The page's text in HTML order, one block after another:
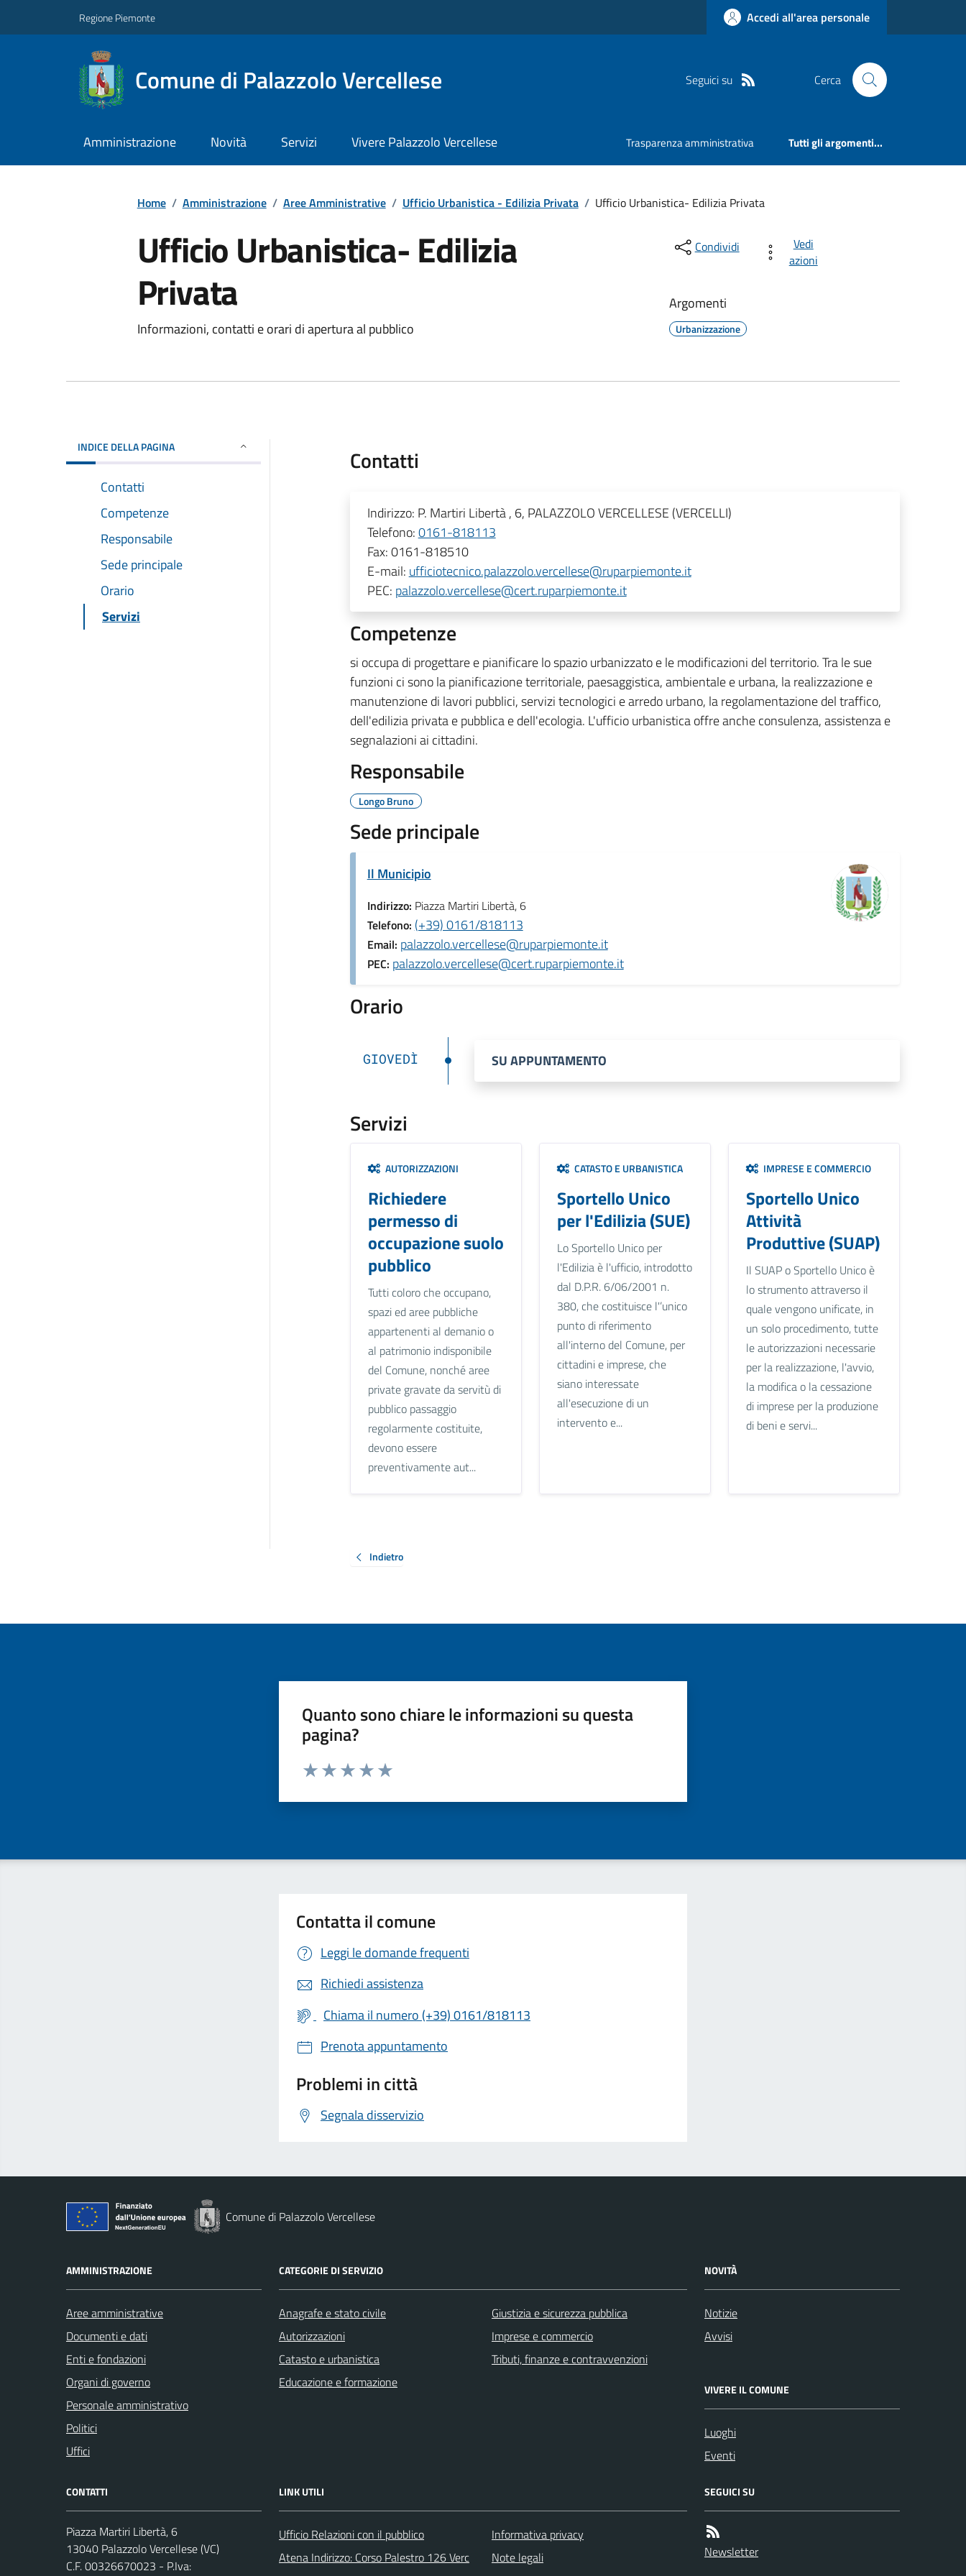
Regione Piemonte Accedi all'area personale
Comune di Palazzolo Vercellese Seguici su Cerca
Amministrazione Novità Servizi Vivere Palazzolo Vercellese Trasparenza amministrativa Tutti gli argomenti...
Home / Amministrazione / Aree Amministrative / Ufficio Urbanistica - Edilizia Privata / Ufficio Urbanistica- Edilizia Privata
Ufficio Urbanistica- Edilizia
Privata
Informazioni, contatti e orari di apertura al pubblico
Condividi
Vedi
azioni
Argomenti
Urbanizzazione
INDICE DELLA PAGINA
Contatti
Competenze
Responsabile
Sede principale
Orario
Servizi
Contatti
Indirizzo: P. Martiri Libertà , 6, PALAZZOLO VERCELLESE (VERCELLI)
Telefono:0161-818113
Fax:0161-818510
E-mail: ufficiotecnico.palazzolo.vercellese@ruparpiemonte.it
PEC: palazzolo.vercellese@cert.ruparpiemonte.it
Competenze
si occupa di progettare e pianificare lo spazio urbanizzato e le modificazioni del territorio. Tra le sue
funzioni ci sono la pianificazione territoriale, paesaggistica, ambientale e urbana, la realizzazione e
manutenzione di lavori pubblici, servizi tecnologici e arredo urbano, la regolamentazione del traffico,
dell'edilizia privata e pubblica e dell'ecologia. L'ufficio urbanistica offre anche consulenza, assistenza e
segnalazioni ai cittadini.
Responsabile
Longo Bruno
Sede principale
Il Municipio
Indirizzo: Piazza Martiri Libertà, 6
Telefono: (+39) 0161/818113
Email: palazzolo.vercellese@ruparpiemonte.it
PEC: palazzolo.vercellese@cert.ruparpiemonte.it
Orario
GIOVEDÌ SU APPUNTAMENTO
Servizi
AUTORIZZAZIONI
Richiedere
permesso di
occupazione suolo
pubblico
Tutti coloro che occupano,
spazi ed aree pubbliche
appartenenti al demanio o
al patrimonio indisponibile
del Comune, nonché aree
private gravate da servitù di
pubblico passaggio
regolarmente costituite,
devono essere
preventivamente aut...
CATASTO E URBANISTICA
Sportello Unico
per l'Edilizia (SUE)
Lo Sportello Unico per
l'Edilizia è l'ufficio, introdotto
dal D.P.R. 6/06/2001 n.
380, che costituisce l'’unico
punto di riferimento
all'interno del Comune, per
cittadini e imprese, che
siano interessate
all'esecuzione di un
intervento e...
IMPRESE E COMMERCIO
Sportello Unico
Attività
Produttive (SUAP)
Il SUAP o Sportello Unico è
lo strumento attraverso il
quale vengono unificate, in
un solo procedimento, tutte
le autorizzazioni necessarie
per la realizzazione, l'avvio,
la modifica o la cessazione
di imprese per la produzione
di beni e servi...
Indietro
Quanto sono chiare le informazioni su questa
pagina?
Valuta da 1 a 5 stelle la pagina
Contatta il comune
Leggi le domande frequenti
Richiedi assistenza
Chiama il numero (+39) 0161/818113
Prenota appuntamento
Problemi in città
Segnala disservizio
Comune di Palazzolo Vercellese
AMMINISTRAZIONE
Aree amministrative
Documenti e dati
Enti e fondazioni
Organi di governo
Personale amministrativo
Politici
Uffici
CATEGORIE DI SERVIZIO
Anagrafe e stato civile
Autorizzazioni
Catasto e urbanistica
Educazione e formazione
Giustizia e sicurezza pubblica
Imprese e commercio
Tributi, finanze e contravvenzioni
NOVITÀ
Notizie
Avvisi
VIVERE IL COMUNE
Luoghi
Eventi
CONTATTI
Piazza Martiri Libertà, 6
13040 Palazzolo Vercellese (VC)
C.F. 00326670023 - P.Iva:
LINK UTILI
Ufficio Relazioni con il pubblico
Atena Indirizzo: Corso Palestro 126 Verc
Informativa privacy
Note legali
SEGUICI SU
Newsletter